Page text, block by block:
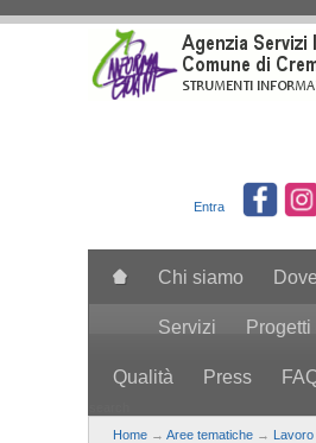
Entra
Chi siamo Dove
Servizi
Qualità Press
Home → Aree tematiche → Lavoro